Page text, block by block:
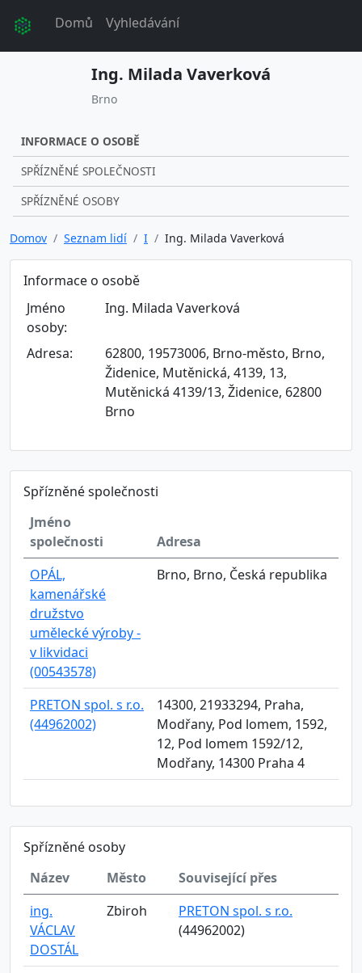
Domů Vyhledávání
Ing. Milada Vaverková
Brno
INFORMACE O OSOBĚ
SPŘÍZNĚNÉ SPOLEČNOSTI
SPŘÍZNĚNÉ OSOBY
Domov Seznam lidí I Ing. Milada Vaverková
Informace o osobě
Jméno
osoby:
Ing. Milada Vaverková
Adresa:
62800, 19573006, Brno-město, Brno,
Židenice, Mutěnická, 4139, 13,
Mutěnická 4139/13, Židenice, 62800
Brno
Spřízněné společnosti
Jméno
společnosti
Adresa
OPÁL,
kamenářské
družstvo
umělecké výroby -
v likvidaci
(00543578)
Brno, Brno, Česká republika
PRETON spol. s r.o.
(44962002)
14300, 21933294, Praha,
Modřany, Pod lomem, 1592,
12, Pod lomem 1592/12,
Modřany, 14300 Praha 4
Spřízněné osoby
Název
Město
Související přes
ing.
VÁCLAV
DOSTÁL
Zbiroh
PRETON spol. s r.o.
(44962002)